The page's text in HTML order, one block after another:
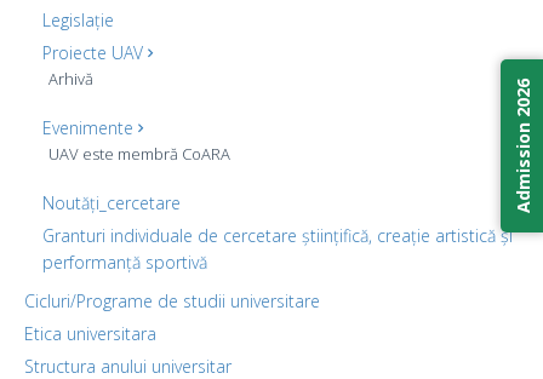
Legislație
Proiecte UAV
Arhivă
Evenimente
UAV este membră CoARA
Noutăți_cercetare
Granturi individuale de cercetare științifică, creație artistică și
performanță sportivă
Cicluri/Programe de studii universitare
Etica universitara
Structura anului universitar
Admission 2026